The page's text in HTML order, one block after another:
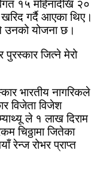
१५ महिनादेखि २०
गर्दै आएका थिए।
उनको योजना छ।
पुरस्कार जित्ने मेरो
भारतीय नागरिकले
विजेता विजेश
ले १ लाख दिराम
चिठ्ठामा जितेका
रेन्ज रोभर प्राप्त